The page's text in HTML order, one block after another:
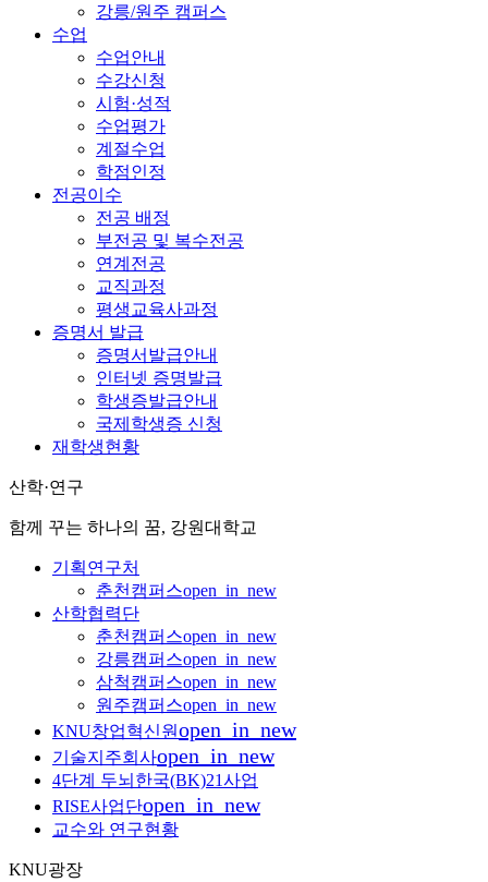
강릉/원주 캠퍼스
수업
수업안내
수강신청
시험·성적
수업평가
계절수업
학점인정
전공이수
전공 배정
부전공 및 복수전공
연계전공
교직과정
평생교육사과정
증명서 발급
증명서발급안내
인터넷 증명발급
학생증발급안내
국제학생증 신청
재학생현황
산학·연구
함께 꾸는 하나의 꿈, 강원대학교
기획연구처
춘천캠퍼스open_in_new
산학협력단
춘천캠퍼스open_in_new
강릉캠퍼스open_in_new
삼척캠퍼스open_in_new
원주캠퍼스open_in_new
KNU창업혁신원open_in_new
기술지주회사open_in_new
4단계 두뇌한국(BK)21사업
RISE사업단open_in_new
교수와 연구현황
KNU광장